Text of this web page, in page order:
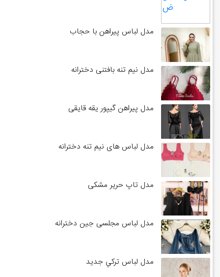
مدل لباس پیراهن با حجاب
مدل نیم تنه بافتنی دخترانه
مدل پیراهن گیپور یقه قایقی
مدل لباس های نیم تنه دخترانه
مدل تاپ حریر مشکی
مدل لباس مجلسی جین دخترانه
مدل لباس تركي جديد